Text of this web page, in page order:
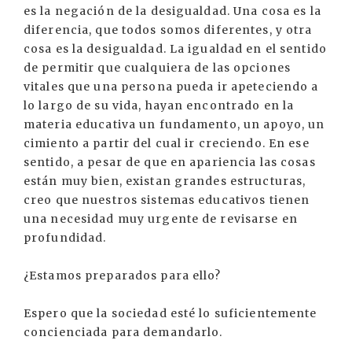
es la negación de la desigualdad. Una cosa es la
diferencia, que todos somos diferentes, y otra
cosa es la desigualdad. La igualdad en el sentido
de permitir que cualquiera de las opciones
vitales que una persona pueda ir apeteciendo a
lo largo de su vida, hayan encontrado en la
materia educativa un fundamento, un apoyo, un
cimiento a partir del cual ir creciendo. En ese
sentido, a pesar de que en apariencia las cosas
están muy bien, existan grandes estructuras,
creo que nuestros sistemas educativos tienen
una necesidad muy urgente de revisarse en
profundidad.
¿Estamos preparados para ello?
Espero que la sociedad esté lo suficientemente
concienciada para demandarlo.